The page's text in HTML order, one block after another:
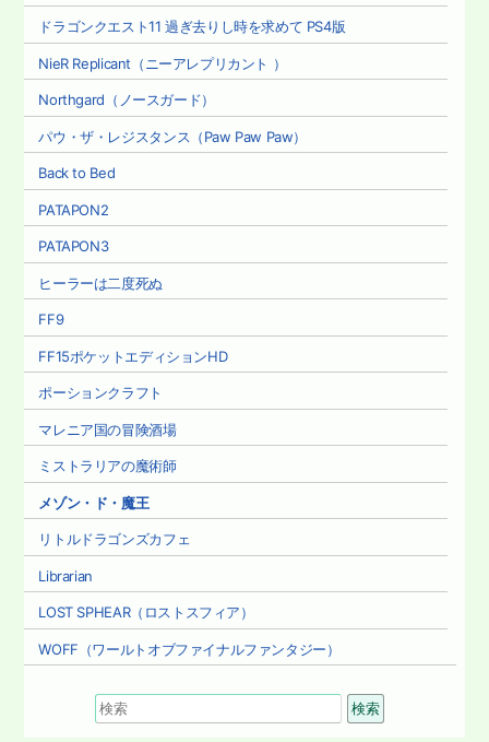
ドラゴンクエスト11 過ぎ去りし時を求めて PS4版
NieR Replicant（ニーアレプリカント ）
Northgard（ノースガード）
パウ・ザ・レジスタンス（Paw Paw Paw）
Back to Bed
PATAPON2
PATAPON3
ヒーラーは二度死ぬ
FF9
FF15ポケットエディションHD
ポーションクラフト
マレニア国の冒険酒場
ミストラリアの魔術師
メゾン・ド・魔王
リトルドラゴンズカフェ
Librarian
LOST SPHEAR（ロストスフィア）
WOFF（ワールトオブファイナルファンタジー）
索